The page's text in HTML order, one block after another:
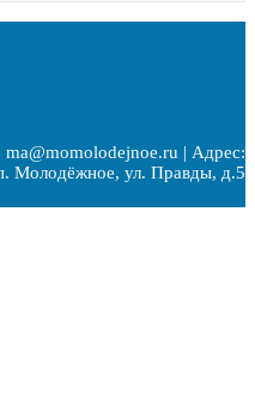
| Адрес:
Молодёжное, ул. Правды, д.5